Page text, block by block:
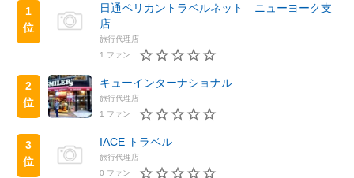
1
位
日通ペリカントラベルネット ニューヨーク支
店
旅行代理店
1 ファン
2
位
キューインターナショナル
旅行代理店
1 ファン
3
位
IACE トラベル
旅行代理店
0 ファン